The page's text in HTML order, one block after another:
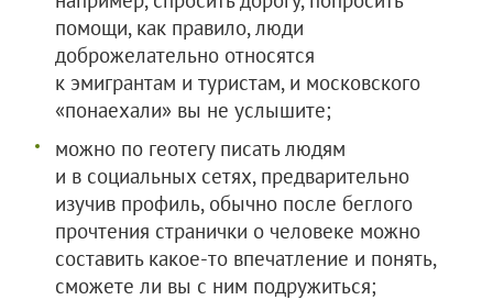
помощи, как правило, люди
доброжелательно относятся
к эмигрантам и туристам, и московского
«понаехали» вы не услышите;
можно по геотегу писать людям
и в социальных сетях, предварительно
изучив профиль, обычно после беглого
прочтения странички о человеке можно
составить какое-то впечатление и понять,
сможете ли вы с ним подружиться;